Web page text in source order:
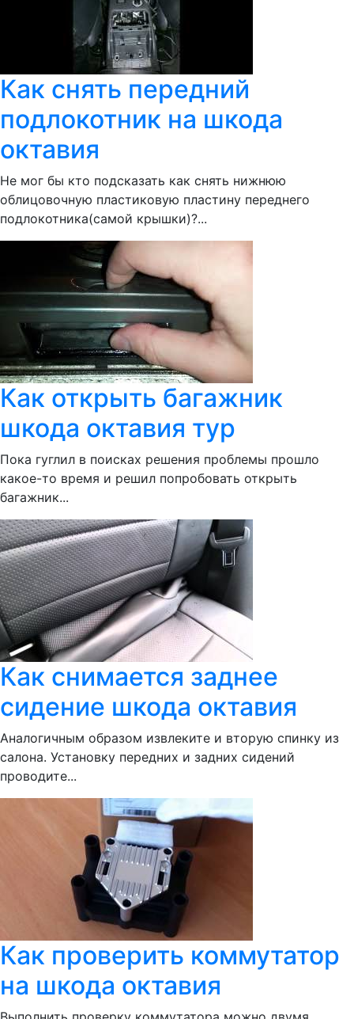
Как снять передний
подлокотник на шкода
октавия
Не мог бы кто подсказать как снять нижнюю
облицовочную пластиковую пластину переднего
подлокотника(самой крышки)?...
Как открыть багажник
шкода октавия тур
Пока гуглил в поисках решения проблемы прошло
какое-то время и решил попробовать открыть
багажник...
Как снимается заднее
сидение шкода октавия
Аналогичным образом извлеките и вторую спинку из
салона. Установку передних и задних сидений
проводите...
Как проверить коммутатор
на шкода октавия